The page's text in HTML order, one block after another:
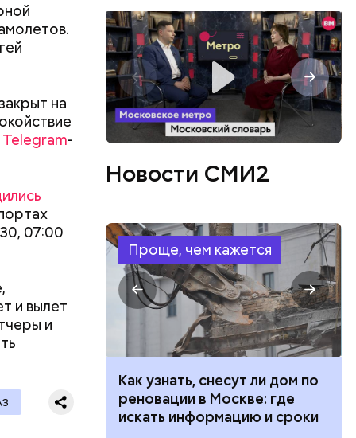
на
Telegram-
07:00
и вылет
и
сын
Новости СМИ2
Проще, чем кажется
при
кто может
Как узнать, снесут ли дом по
реновации в Москве: где
искать информацию и сроки